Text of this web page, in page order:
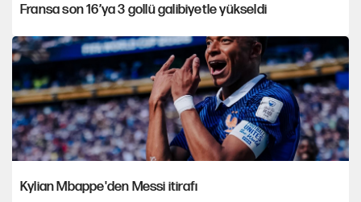
Fransa son 16’ya 3 gollü galibiyetle yükseldi
Kylian Mbappe'den Messi itirafı